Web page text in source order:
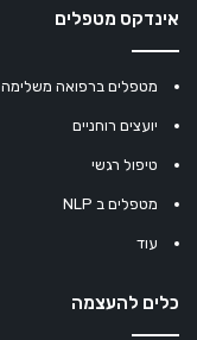
אינדקס מטפלים
מטפלים ברפואה משלימה
יועצים רוחניים
טיפול רגשי
מטפלים ב NLP
עוד
כלים להעצמה